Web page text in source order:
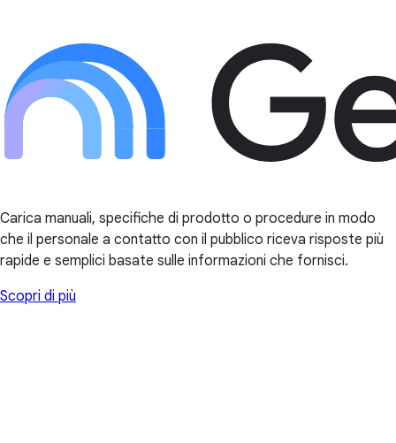
Carica manuali, specifiche di prodotto o procedure in modo
che il personale a contatto con il pubblico riceva risposte più
rapide e semplici basate sulle informazioni che fornisci.
Scopri di più